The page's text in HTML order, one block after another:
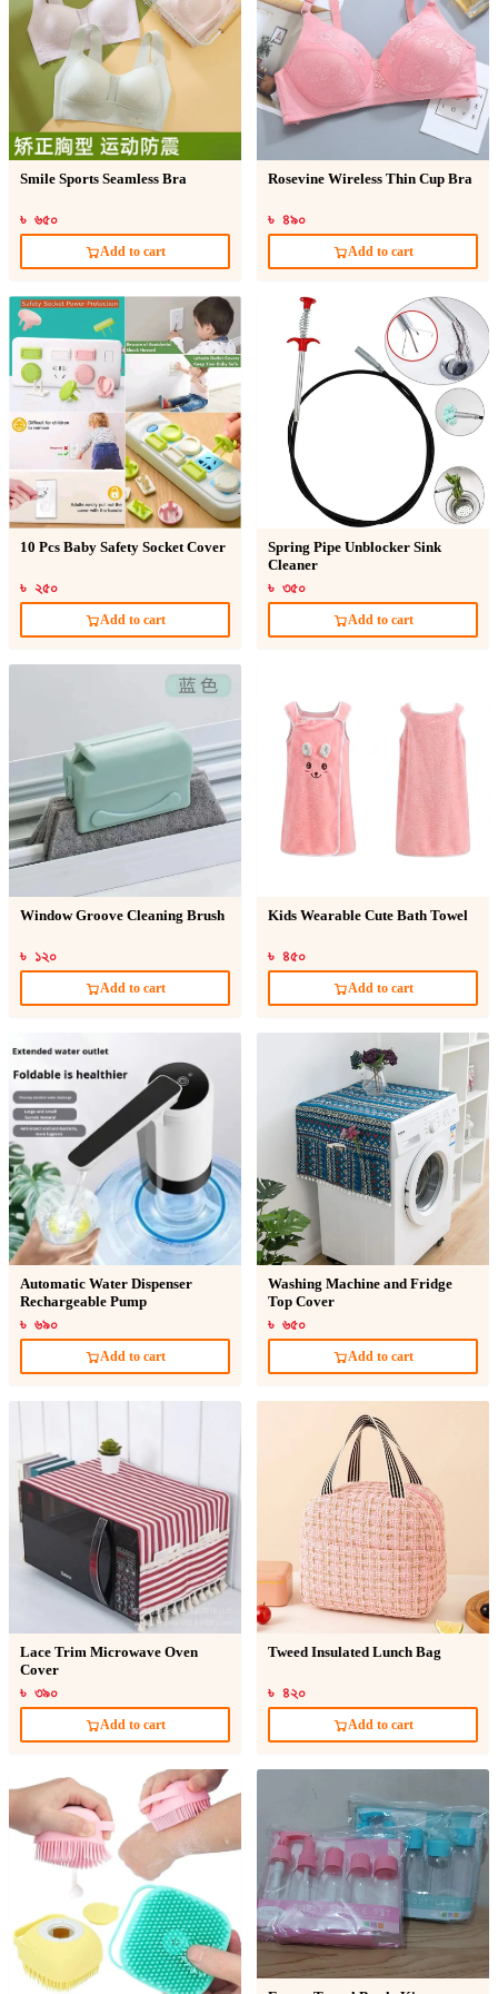
Smile Sports Seamless Bra
৳ ৬৫০
Add to cart
Rosevine Wireless Thin Cup Bra
৳ ৪৯০
Add to cart
10 Pcs Baby Safety Socket Cover
৳ ২৫০
Add to cart
Spring Pipe Unblocker Sink
Cleaner
৳ ৩৫০
Add to cart
Window Groove Cleaning Brush
৳ ১২০
Add to cart
Kids Wearable Cute Bath Towel
৳ ৪৫০
Add to cart
Automatic Water Dispenser
Rechargeable Pump
৳ ৬৯০
Add to cart
Washing Machine and Fridge
Top Cover
৳ ৬৫০
Add to cart
Lace Trim Microwave Oven
Cover
৳ ৩৯০
Add to cart
Tweed Insulated Lunch Bag
৳ ৪২০
Add to cart